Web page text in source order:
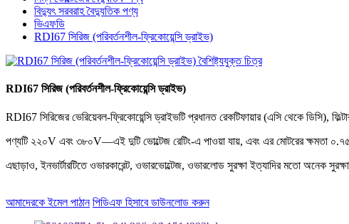
বিদ্যুৎ সরবরাহ বৈদ্যুতিক পণ্য
ভিএফডি
RDI67 সিরিজ (পরিবর্তনশীল-ফ্রিকোয়েন্সি ড্রাইভ)
RDI67 সিরিজ (পরিবর্তনশীল-ফ্রিকোয়েন্সি ড্রাইভ)
RDI67 সিরিজের ভেরিয়েবল-ফ্রিকোয়েন্সি ড্রাইভটি প্রধানত রেকটিফায়ার (এসি থেকে ডিসি),
পণ্যটি ২২০V এবং ৩৮০V—এই দুটি ভোল্টেজ রেটিং-এ পাওয়া যায়, এবং এর মোটরের ক্ষমতা
এছাড়াও, ইনভার্টারটিতে ওভারকারেন্ট, ওভারভোল্টেজ, ওভারলোড সুরক্ষা ইত্যাদির মতো অনেক
আমাদেরকে ইমেল পাঠান পিডিএফ হিসাবে ডাউনলোড করুন